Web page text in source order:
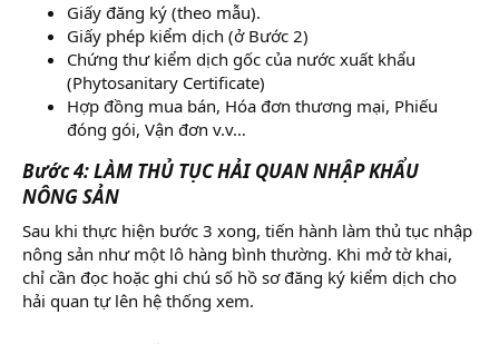
Giấy đăng ký (theo mẫu).
Giấy phép kiểm dịch (ở Bước 2)
Chứng thư kiểm dịch gốc của nước xuất khẩu
(Phytosanitary Certificate)
Hợp đồng mua bán, Hóa đơn thương mại, Phiếu
đóng gói, Vận đơn v.v…
Bước 4: LÀM THỦ TỤC HẢI QUAN NHẬP KHẨU
NÔNG SẢN
Sau khi thực hiện bước 3 xong, tiến hành làm thủ tục nhập
nông sản như một lô hàng bình thường. Khi mở tờ khai,
chỉ cần đọc hoặc ghi chú số hồ sơ đăng ký kiểm dịch cho
hải quan tự lên hệ thống xem.